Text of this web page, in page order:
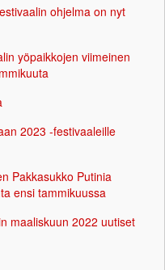
ohjelma on nyt
yöpaikkojen viimeinen
2023 -festivaaleille
Pakkasukko Putinia
ensi tammikuussa
maaliskuun 2022 uutiset